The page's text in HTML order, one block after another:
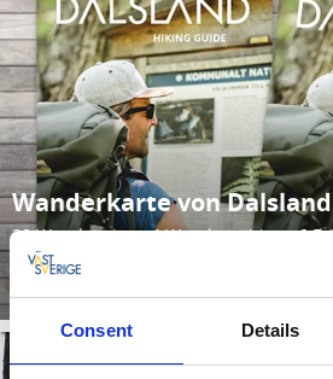
Consent Details
Wanderkarte von Dalsland
29 Wanderwege, 4 Wandergebiete, 6
mit dazugehörigen Wanderkarten.
Weiterlesen